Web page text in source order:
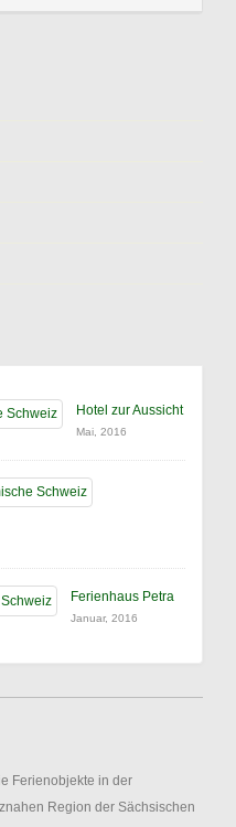
Hotel zur Aussicht
Mai, 2016
Ferienhaus Petra
Januar, 2016
Ferienobjekte in der
Region der Sächsischen